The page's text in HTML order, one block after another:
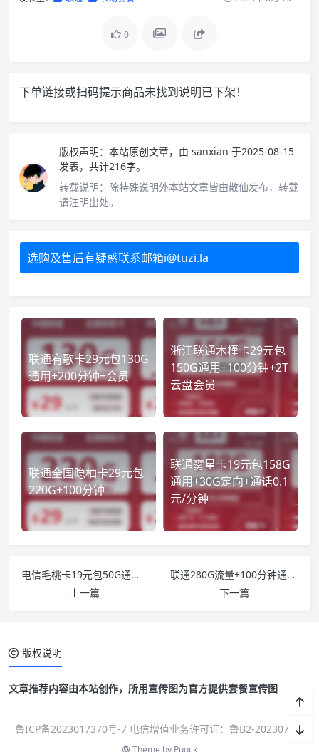
0
下单链接或扫码提示商品未找到说明已下架！
版权声明： 本站原创文章，由 sanxian 于2025-08-15
发表，共计216字。
转载说明： 除特殊说明外本站文章皆由散仙发布，转载
请注明出处。
选购及售后有疑惑联系邮箱i@tuzi.la
联通宥歌卡29元包130G
通用+200分钟+会员
浙江联通木槿卡29元包
150G通用+100分钟+2T
云盘会员
联通全国隐柚卡29元包
220G+100分钟
联通雾星卡19元包158G
通用+30G定向+通话0.1
元/分钟
电信毛桃卡19元包50G通用+30G定向+通话0.1元/分钟
上一篇
联通280G流量+100分钟通话+影视会员
下一篇
版权说明
文章推荐内容由本站创作，所用宣传图为官方提供套餐宣传图
鲁ICP备2023017370号-7 电信增值业务许可证：鲁B2-20230700
Theme by Puock